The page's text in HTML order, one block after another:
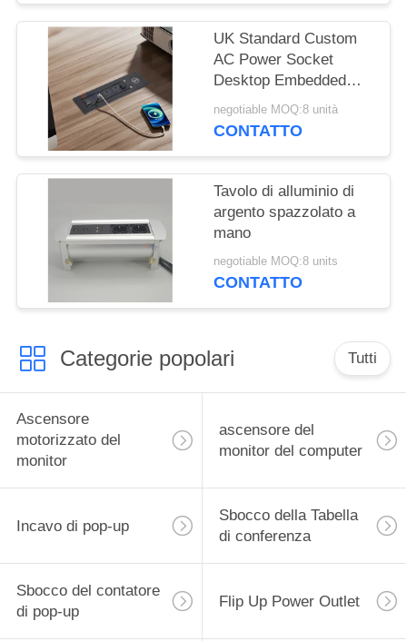
UK Standard Custom
AC Power Socket
Desktop Embedded
Electric Flip Socket
con 2 prese di corrente
negotiable MOQ:8 unità
CONTATTO
Tavolo di alluminio di
argento spazzolato a
mano
negotiable MOQ:8 units
CONTATTO
Categorie popolari Tutti
Ascensore
motorizzato del
monitor
ascensore del
monitor del computer
Incavo di pop-up
Sbocco della Tabella
di conferenza
Sbocco del contatore
di pop-up
Flip Up Power Outlet